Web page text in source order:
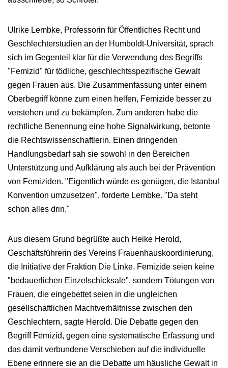
Ulrike Lembke, Professorin für Öffentliches Recht und
Geschlechterstudien an der Humboldt-Universität, sprach
sich im Gegenteil klar für die Verwendung des Begriffs
"Femizid" für tödliche, geschlechtsspezifische Gewalt
gegen Frauen aus. Die Zusammenfassung unter einem
Oberbegriff könne zum einen helfen, Femizide besser zu
verstehen und zu bekämpfen. Zum anderen habe die
rechtliche Benennung eine hohe Signalwirkung, betonte
die Rechtswissenschaftlerin. Einen dringenden
Handlungsbedarf sah sie sowohl in den Bereichen
Unterstützung und Aufklärung als auch bei der Prävention
von Femiziden. "Eigentlich würde es genügen, die Istanbul
Konvention umzusetzen", forderte Lembke. "Da steht
schon alles drin."
Aus diesem Grund begrüßte auch Heike Herold,
Geschäftsführerin des Vereins Frauenhauskoordinierung,
die Initiative der Fraktion Die Linke. Femizide seien keine
"bedauerlichen Einzelschicksale", sondern Tötungen von
Frauen, die eingebettet seien in die ungleichen
gesellschaftlichen Machtverhältnisse zwischen den
Geschlechtern, sagte Herold. Die Debatte gegen den
Begriff Femizid, gegen eine systematische Erfassung und
das damit verbundene Verschieben auf die individuelle
Ebene erinnere sie an die Debatte um häusliche Gewalt in